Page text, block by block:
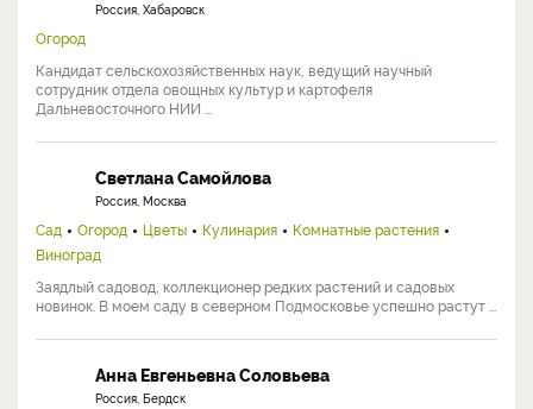
Россия, Хабаровск
Огород
Кандидат сельскохозяйственных наук, ведущий научный
сотрудник отдела овощных культур и картофеля
Дальневосточного НИИ ...
Светлана Самойлова
Россия, Москва
Сад Огород Цветы Кулинария
Комнатные растения
Виноград
Заядлый садовод, коллекционер редких растений и садовых
новинок. В моем саду в северном Подмосковье успешно растут ...
Анна Евгеньевна Соловьева
Россия, Бердск